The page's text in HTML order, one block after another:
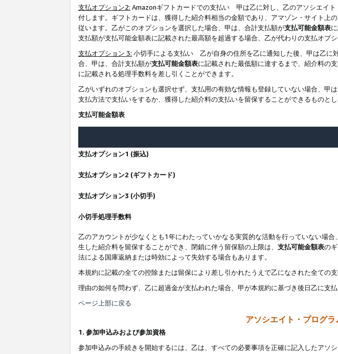
支払オプション2: Amazonギフトカードでの支払い 甲は乙に対し、乙のアソシエイ
付します。ギフトカードは、獲得した紹介料相当の金額であり、アマゾン・サイト上
従います。乙がこのオプションを選択した場合、甲は、合計支払額が支払可能金額表
支払額が支払可能金額表に記載された最高額を超過する場合、乙が代わりの支払オプ
支払オプション 3: 小切手による支払い 乙が自身の住所を乙に通知した後、甲は乙に
合、甲は、合計支払額が支払可能金額表に記載された最低額に達するまで、紹介料の
に記載される処理手数料を差し引くことができます。
乙がいずれのオプションも選択せず、支払用の有効な情報も登録していない場合、
支払方法で支払いをするか、獲得した紹介料の支払いを留保することができるものとし
支払可能金額表
支払オプション1 (振込)
支払オプション2 (ギフトカード)
支払オプション3 (小切手)
小切手処理手数料
乙のアカウントが少なくとも1年にわたっていかなる実質的な活動を行っていない場
生した紹介料を留保することができ、閉鎖に伴う留保額の上限は、 支払可能金額表の
法による国庫返納または時効によって失効する場合もあります。
本規約に記載の全ての控除または留保により差し引かれたうえで乙になされた全ての
理由の如何を問わず、乙に超過金が支払われた場合、甲が本規約に基づき後日乙に支
ページ上部に戻る
アソシエイト・プログラ
1. 参加申込みおよび参加資格
参加申込みの手続きを開始するには、乙は、すべての必要事項を正確に記入したアソ